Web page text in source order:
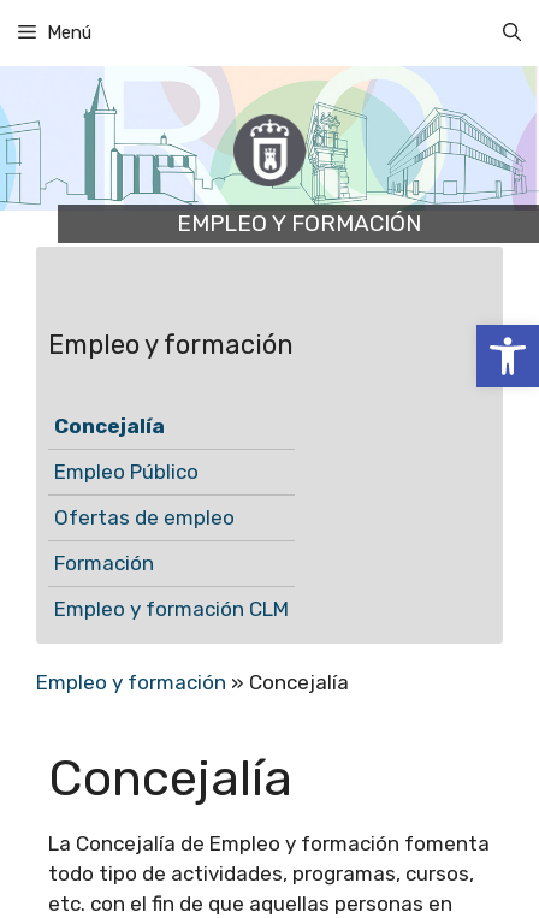
Abrir
contenido
Menú
EMPLEO Y FORMACIÓN
Empleo y formación » Concejalía
Concejalía
La Concejalía de Empleo y formación fomenta
todo tipo de actividades, programas, cursos,
etc. con el fin de que aquellas personas en
Empleo y formación
Concejalía
Empleo Público
Ofertas de empleo
Formación
Empleo y formación CLM